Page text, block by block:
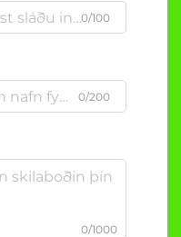
0/100
0/200
0/1000